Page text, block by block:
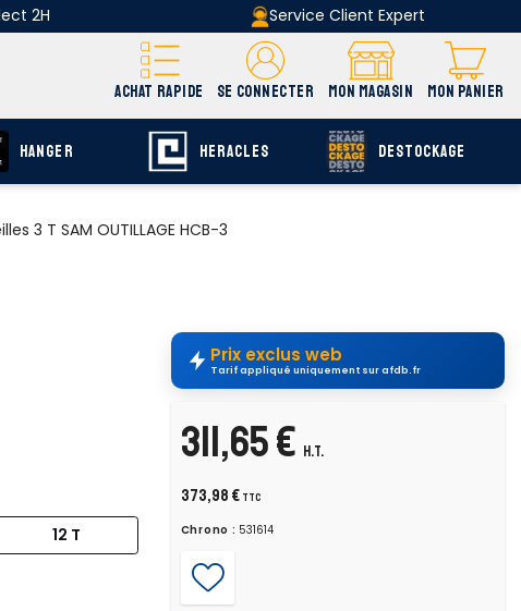
2H Service Client Expert
ACHAT RAPIDE SE CONNECTER MON MAGASIN MON PANIER
HANGER HERACLES DESTOCKAGE
3 T SAM OUTILLAGE HCB-3
12 T
Prix exclus web
Tarif appliqué uniquement sur afdb.fr
311,65 € H.T.
373,98 € TTC
Chrono : 531614